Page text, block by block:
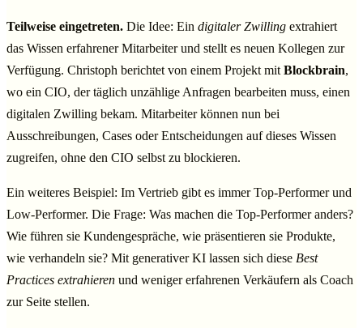
Teilweise eingetreten. Die Idee: Ein digitaler Zwilling extrahiert
das Wissen erfahrener Mitarbeiter und stellt es neuen Kollegen zur
Verfügung. Christoph berichtet von einem Projekt mit Blockbrain,
wo ein CIO, der täglich unzählige Anfragen bearbeiten muss, einen
digitalen Zwilling bekam. Mitarbeiter können nun bei
Ausschreibungen, Cases oder Entscheidungen auf dieses Wissen
zugreifen, ohne den CIO selbst zu blockieren.
Ein weiteres Beispiel: Im Vertrieb gibt es immer Top-Performer und
Low-Performer. Die Frage: Was machen die Top-Performer anders?
Wie führen sie Kundengespräche, wie präsentieren sie Produkte,
wie verhandeln sie? Mit generativer KI lassen sich diese Best
Practices extrahieren und weniger erfahrenen Verkäufern als Coach
zur Seite stellen.